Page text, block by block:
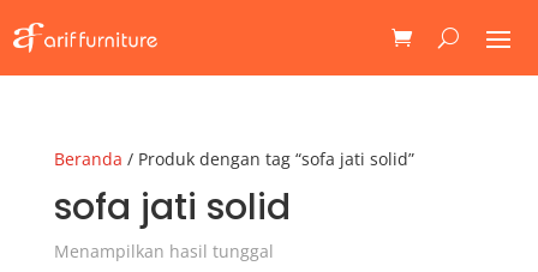
Beranda / Produk dengan tag “sofa jati solid”
sofa jati solid
Menampilkan hasil tunggal